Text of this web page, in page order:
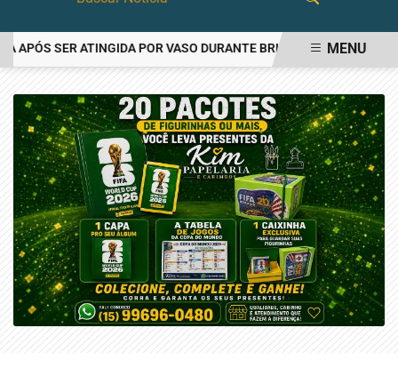
SER ATINGIDA POR VASO DURANTE BRIGA FAMILIAR EMMENU